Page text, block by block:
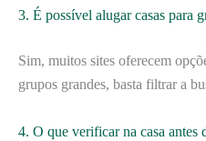
3. É possível alugar casas para
Sim, muitos sites oferecem
grupos grandes, basta filtrar a
4. O que verificar na casa antes